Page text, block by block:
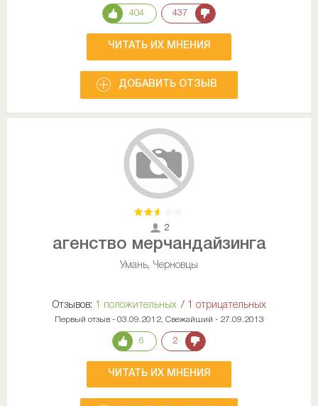
404 437
ЧИТАТЬ ИХ МНЕНИЯ
ДОБАВИТЬ ОТЗЫВ
2
агенство мерчандайзинга
Умань, Черновцы
Отзывов: 1 положительных / 1 отрицательных
Первый отзыв - 03.09.2012, Свежайший - 27.09.2013
6 2
ЧИТАТЬ ИХ МНЕНИЯ